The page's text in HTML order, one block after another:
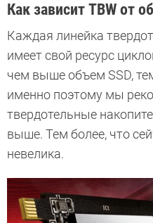
Как зависит TBW от
Каждая линейка
имеет свой ресурс
чем выше объем SSD,
именно поэтому мы
твердотельные
выше. Тем более, что
невелика.